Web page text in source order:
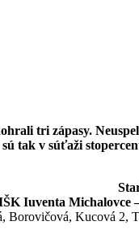
tri zápasy.
tak v súťaži
Iuventa Michalovce
Borovičová, Kucová 2,